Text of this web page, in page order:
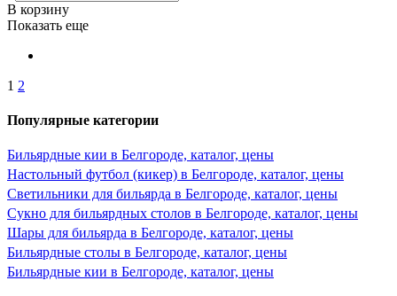
В корзину
Показать еще
1 2
Популярные категории
Бильярдные кии в Белгороде, каталог, цены
Настольный футбол (кикер) в Белгороде, каталог, цены
Светильники для бильярда в Белгороде, каталог, цены
Сукно для бильярдных столов в Белгороде, каталог, цены
Шары для бильярда в Белгороде, каталог, цены
Бильярдные столы в Белгороде, каталог, цены
Бильярдные кии в Белгороде, каталог, цены